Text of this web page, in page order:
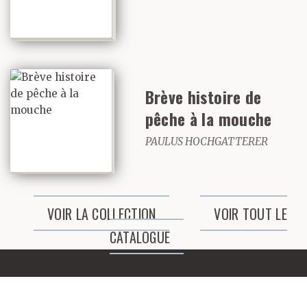
vomissant leurs tripes,
mais ils sentent comme
une euphorie d’en être
arrivés là.
Tous sortent de leur
cabine à l’heure
convenue, sont fidèles
Brève histoire de
pêche à la mouche
PAULUS HOCHGATTERER
VOIR LA COLLECTION
VOIR TOUT LE
CATALOGUE